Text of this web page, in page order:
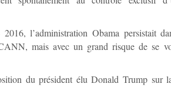
l’administration Obama persistait
mais avec un grand risque de se
du président élu Donald Trump sur